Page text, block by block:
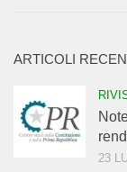
ARTICOLI
23